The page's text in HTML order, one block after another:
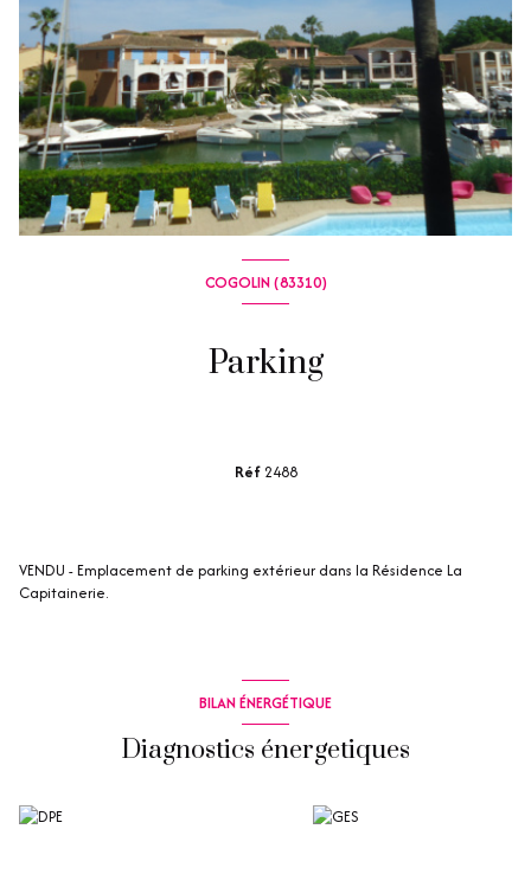
COGOLIN (83310)
Parking
Réf 2488
VENDU - Emplacement de parking extérieur dans la Résidence La
Capitainerie.
BILAN ÉNERGÉTIQUE
Diagnostics énergetiques